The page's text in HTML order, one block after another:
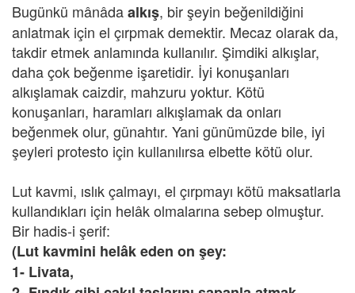
Bugünkü mânâdaalkış, bir şeyin beğenildiğini
anlatmak için el çırpmak demektir. Mecaz olarak da,
takdir etmek anlamında kullanılır. Şimdiki alkışlar,
daha çok beğenme işaretidir. İyi konuşanları
alkışlamak caizdir, mahzuru yoktur. Kötü
konuşanları, haramları alkışlamak da onları
beğenmek olur, günahtır. Yani günümüzde bile, iyi
şeyleri protesto için kullanılırsa elbette kötü olur.
Lut kavmi, ıslık çalmayı, el çırpmayı kötü maksatlarla
kullandıkları için helâk olmalarına sebep olmuştur.
Bir hadis-i şerif:
(Lut kavmini helâk eden on şey:
1- Livata,